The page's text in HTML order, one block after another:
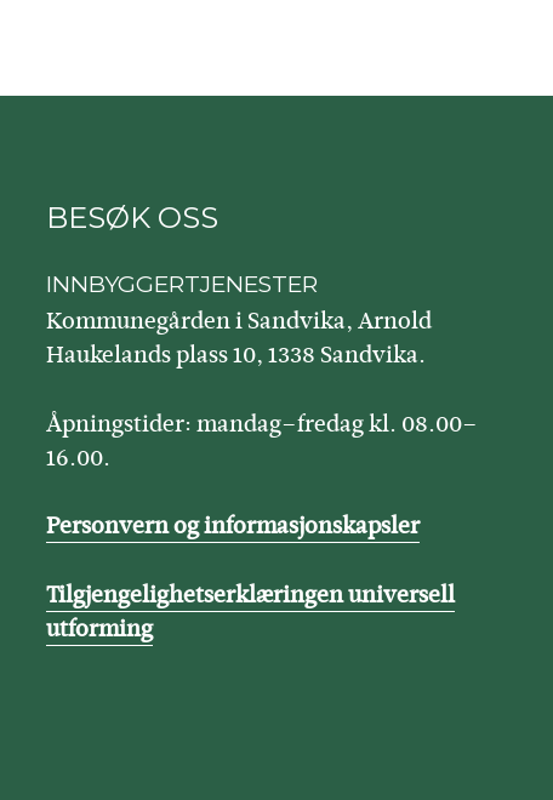
BESØK OSS
INNBYGGERTJENESTER
Kommunegården i Sandvika, Arnold
Haukelands plass 10, 1338 Sandvika.
Åpningstider: mandag–fredag kl. 08.00–
16.00.
Personvern og informasjonskapsler
Tilgjengelighetserklæringen universell
utforming